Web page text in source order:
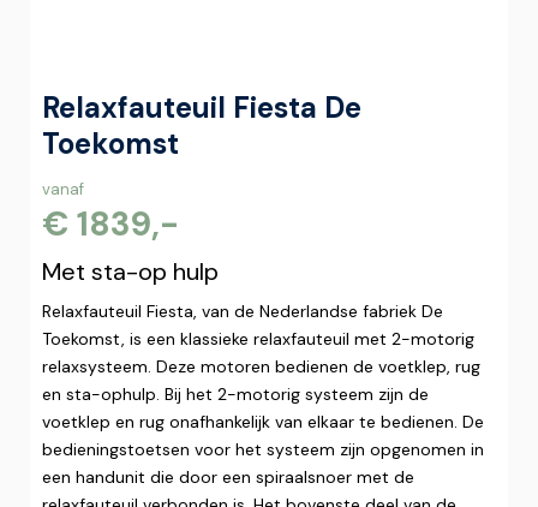
Relaxfauteuil Fiesta De
Toekomst
vanaf
€ 1839,-
Met sta-op hulp
Relaxfauteuil Fiesta, van de Nederlandse fabriek De
Toekomst, is een klassieke relaxfauteuil met 2-motorig
relaxsysteem. Deze motoren bedienen de voetklep, rug
en sta-ophulp. Bij het 2-motorig systeem zijn de
voetklep en rug onafhankelijk van elkaar te bedienen. De
bedieningstoetsen voor het systeem zijn opgenomen in
een handunit die door een spiraalsnoer met de